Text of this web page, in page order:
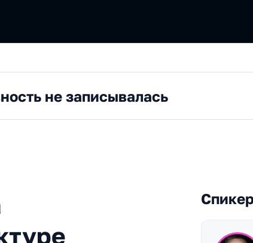
не записывалась
в serverless-архитектуре